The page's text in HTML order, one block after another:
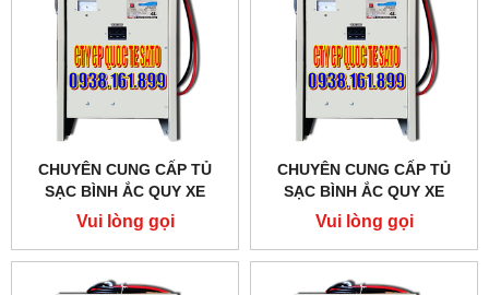
CHUYÊN CUNG CẤP TỦ
SẠC BÌNH ẮC QUY XE
NÂNG - BỘ SẠC BÌNH ẮC
QUY XE NÂNG TẠI QUẬN 4
Vui lòng gọi
CHUYÊN CUNG CẤP TỦ
SẠC BÌNH ẮC QUY XE
NÂNG - BỘ SẠC BÌNH ẮC
QUY XE NÂNG TẠI QUẬN 3
Vui lòng gọi